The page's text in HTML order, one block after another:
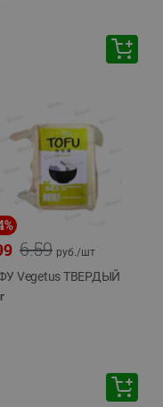
%
6.59 руб./шт
Vegetus ТВЕРДЫЙ